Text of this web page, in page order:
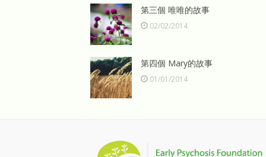
第三個 唯唯的故事
02/02/2014
第四個 Mary的故事
01/01/2014